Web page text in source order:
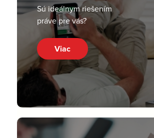
Sú ideálnym riešením
práve pre vás?
Viac